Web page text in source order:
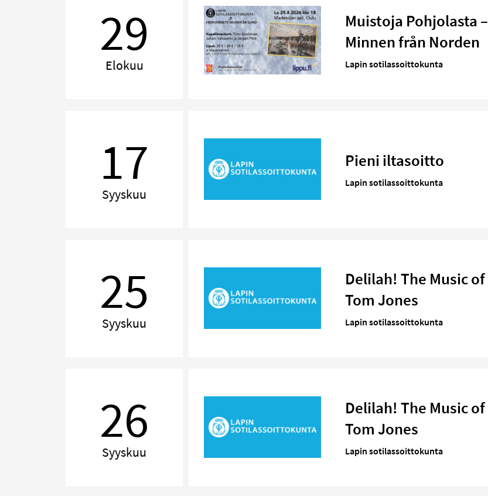
29
Elokuu
Muistoja Pohjolasta –
Minnen från Norden
Lapin sotilassoittokunta
17
Syyskuu
Pieni iltasoitto
Lapin sotilassoittokunta
25
Syyskuu
Delilah! The Music of
Tom Jones
Lapin sotilassoittokunta
26
Syyskuu
Delilah! The Music of
Tom Jones
Lapin sotilassoittokunta